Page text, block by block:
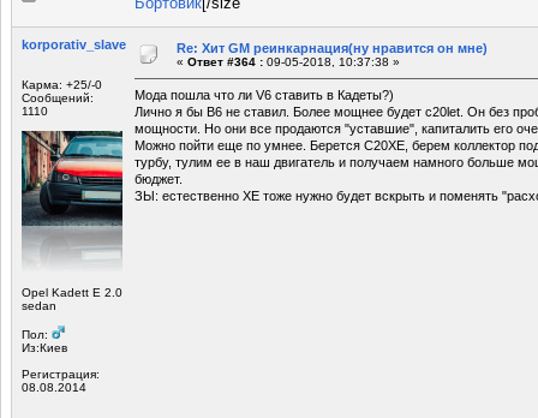
korporativ_slave
Карма: +25/-0
Сообщений:
1110
Opel Kadett E 2.0
sedan
Пол:
Из:Киев
Регистрация:
08.08.2014
Re: Хит GM реинкарнация(ну нравится он мне)
« Ответ #364 : 09-05-2018, 10:37:38 »
Мода пошла что ли V6 ставить в Кадеты?)
Лично я бы В6 не ставил. Более мощнее будет c20let. Он без
мощности. Но они все продаются "уставшие", капиталить его
Можно пойти еще по умнее. Берется С20ХЕ, берем коллектор
турбу, тулим ее в наш двигатель и получаем намного больше
бюджет.
ЗЫ: естественно ХЕ тоже нужно будет вскрыть и поменять